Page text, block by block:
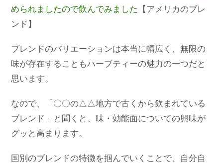
められましたので飲んでみました
【アメリカのブレ
ンド】
ブレンドのバリエーションは本当に幅広く、無限の
味が存在することもハーブティーの魅力の一つだと
思います。
なので、「〇〇の△△地方で古くから飲まれている
ブレンド」と聞くと、味・効能面についての興味が
グッと高まります。
国別のブレンドの特徴を掴んでいくことで、自分自